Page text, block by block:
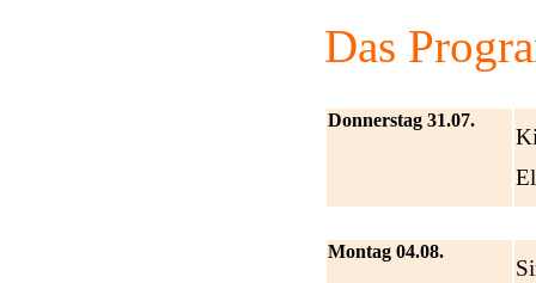
Das
Donnerstag 31.07.
Montag 04.08.